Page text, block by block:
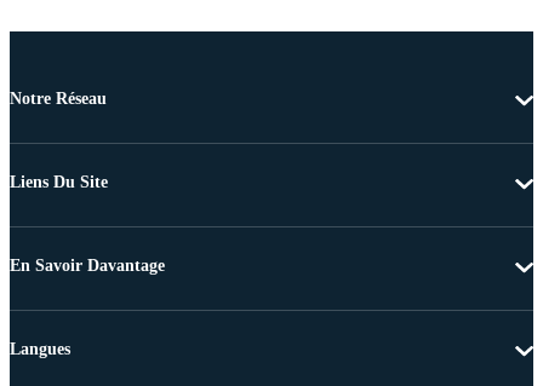
Notre Réseau
Liens Du Site
En Savoir Davantage
Langues